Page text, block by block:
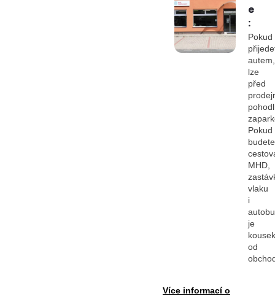
e
:
Pokud
autem,
lze
před
Pokud
budete
MHD,
vlaku
i
je
kousek
od
Více informací o